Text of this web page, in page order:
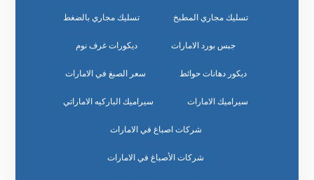
تسليك مجاري المطبخ تسليك مجاري بالضغط
جبس بورد الامارات ديكورات غرف نوم
ديكور دهانات حوائط سعر الصبغ في الامارات
سيراميك الامارات سيراميك الباركيه الاماراتي
شركات اصباغ في الامارات
شركات الأصباغ في الامارات